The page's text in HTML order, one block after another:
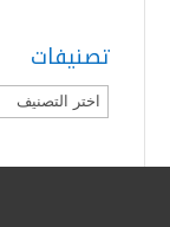
تصنيفات
تصنيفات